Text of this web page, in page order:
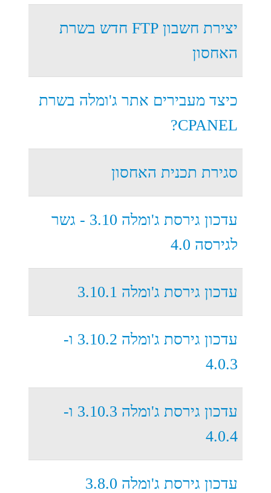
יצירת חשבון FTP חדש בשרת
האחסון
כיצד מעבירים אתר ג'ומלה בשרת
CPANEL?
סגירת תכנית האחסון
עדכון גירסת ג'ומלה 3.10 - גשר
לגירסה 4.0
עדכון גירסת ג'ומלה 3.10.1
עדכון גירסת ג'ומלה 3.10.2 ו-
4.0.3
עדכון גירסת ג'ומלה 3.10.3 ו-
4.0.4
עדכון גירסת ג'ומלה 3.8.0